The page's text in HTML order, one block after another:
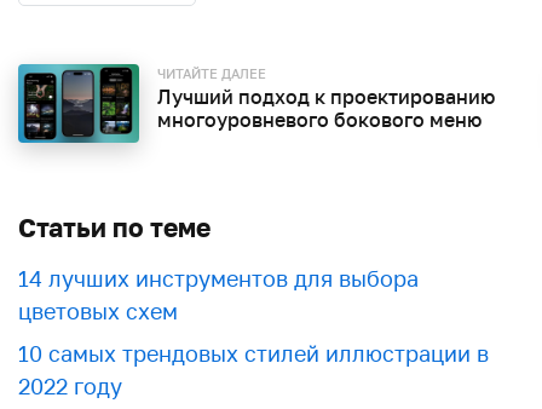
ЧИТАЙТЕ ДАЛЕЕ
Лучший подход к проектированию
многоуровневого бокового меню
Статьи по теме
​​14 лучших инструментов для выбора
цветовых схем
10 самых трендовых стилей иллюстрации в
2022 году